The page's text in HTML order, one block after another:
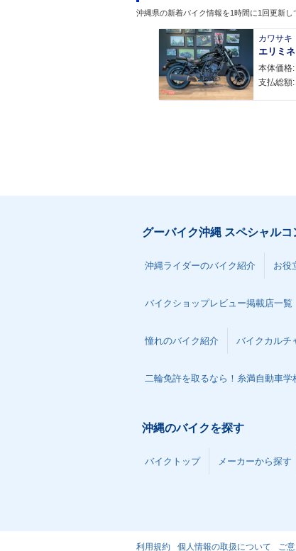
沖縄県の新着バイク情報を1時間に1回更新し
カワサキ
エリミ
本体価格:
支払総額:
グーバイク沖縄 スペシャルコ
沖縄ライダーのバイク紹介 お役
バイクショップレビュー掲載店一覧
憧れのバイク紹介 バイクカルチ
二輪免許を取るなら！糸満自動車学
沖縄のバイクを探す
バイクトップ メーカーから探す
利用規約 個人情報の取扱について ご